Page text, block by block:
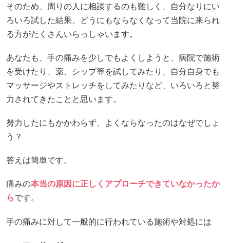
そのため、周りの人に相談するのも難しく、自分なりにい
ろいろ試した結果、どうにもならなくなって当院に来られ
る方がたくさんいらっしゃいます。
あなたも、手の痛みを少しでもよくしようと、病院で施術
を受けたり、薬、シップ等を試してみたり、自分自身でも
マッサージやストレッチをしてみたりなど、いろいろと努
力されてきたことと思います。
努力したにもかかわらず、よくならなったのはなぜでしょ
う？
答えは簡単です。
痛みの本当の原因に正しくアプローチできていなかったか
らです。
手の痛みに対して一般的に行われている施術や対処には